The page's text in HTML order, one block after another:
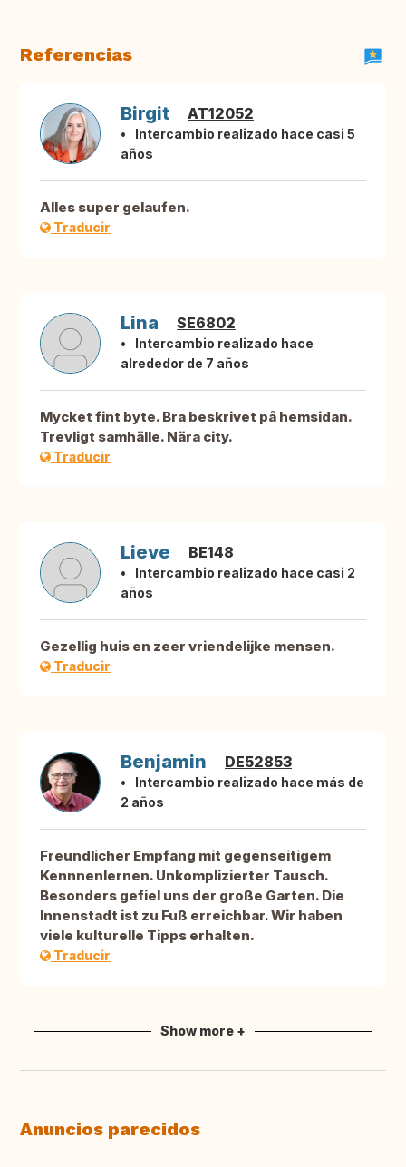
Referencias
Birgit AT12052
Intercambio realizado hace casi 5
años
Alles super gelaufen.
Traducir
Lina SE6802
Intercambio realizado hace
alrededor de 7 años
Mycket fint byte. Bra beskrivet på hemsidan.
Trevligt samhälle. Nära city.
Traducir
Lieve BE148
Intercambio realizado hace casi 2
años
Gezellig huis en zeer vriendelijke mensen.
Traducir
Benjamin DE52853
Intercambio realizado hace más de
2 años
Freundlicher Empfang mit gegenseitigem
Kennnenlernen. Unkomplizierter Tausch.
Besonders gefiel uns der große Garten. Die
Innenstadt ist zu Fuß erreichbar. Wir haben
viele kulturelle Tipps erhalten.
Traducir
Show more +
Anuncios parecidos